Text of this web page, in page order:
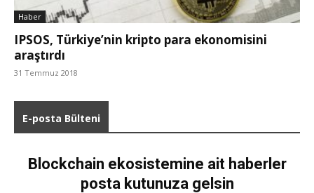
Haber
IPSOS, Türkiye’nin kripto para ekonomisini
araştırdı
31 Temmuz 2018
E-posta Bülteni
Blockchain ekosistemine ait haberler
posta kutunuza gelsin